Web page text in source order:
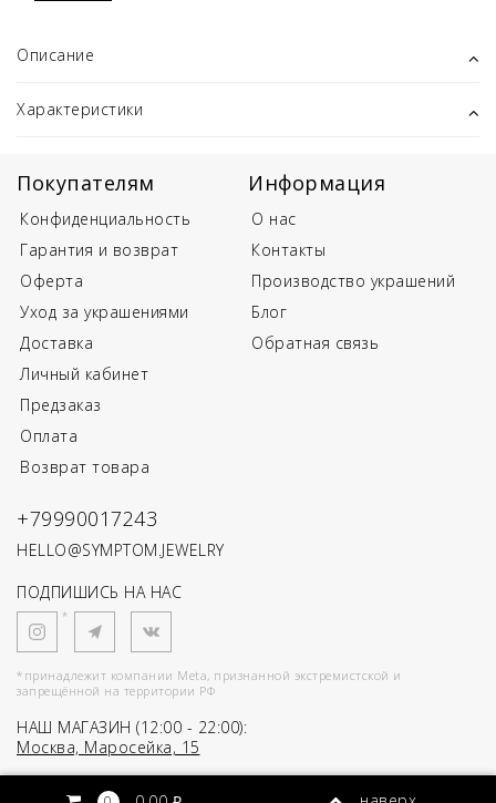
Описание
Характеристики
Покупателям
Конфиденциальность
Гарантия и возврат
Оферта
Уход за украшениями
Доставка
Личный кабинет
Предзаказ
Оплата
Возврат товара
Информация
О нас
Контакты
Производство украшений
Блог
Обратная связь
+79990017243
HELLO@SYMPTOM.JEWELRY
ПОДПИШИСЬ НА НАС
*
*принадлежит компании Meta, признанной экстремистской и
запрещённой на территории РФ
НАШ МАГАЗИН (12:00 - 22:00):
Москва, Маросейка, 15